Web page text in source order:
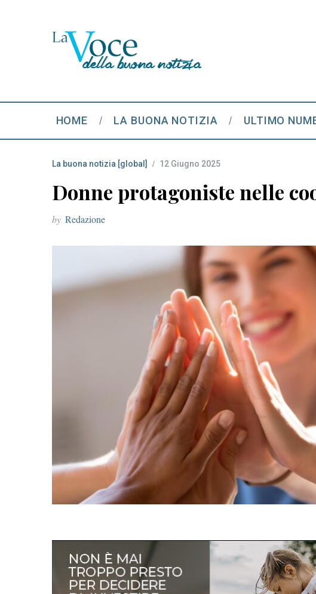
HOME LA BUONA NOTIZIA ULTIMO
La buona notizia [global] 12 Giugno 2025
Donne protagoniste nelle
by Redazione